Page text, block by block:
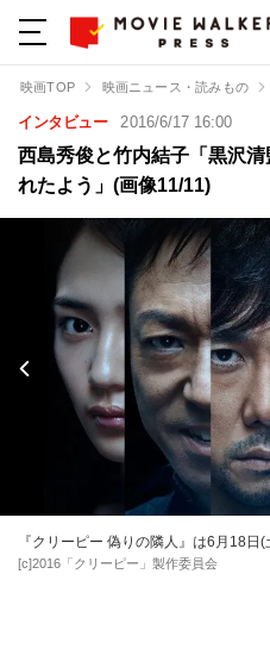
映画TOP 映画ニュース・読みもの
インタビュー 2016/6/17 16:00
西島秀俊と竹内結子「黒沢
れたよう」(画像11/11)
『クリーピー 偽りの隣人』は6月18日
[c]2016「クリーピー」製作委員会